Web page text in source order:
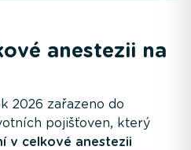
anestezii na
2026 zařazeno do
pojišťoven, který
v celkové anestezii